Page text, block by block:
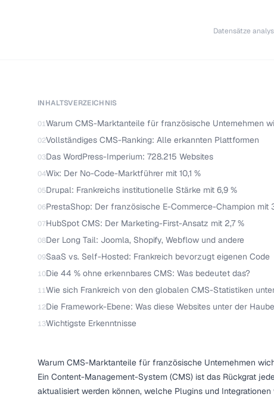
Datensätze
INHALTSVERZEICHNIS
01Warum CMS-Marktanteile für französische Unternehmen
02Vollständiges CMS-Ranking: Alle erkannten Plattformen
03Das WordPress-Imperium: 728.215 Websites
04Wix: Der No-Code-Marktführer mit 10,1 %
05Drupal: Frankreichs institutionelle Stärke mit 6,9 %
06PrestaShop: Der französische E-Commerce-Champion mit
07HubSpot CMS: Der Marketing-First-Ansatz mit 2,7 %
08Der Long Tail: Joomla, Shopify, Webflow und andere
09SaaS vs. Self-Hosted: Frankreich bevorzugt eigenen Code
10Die 44 % ohne erkennbares CMS: Was bedeutet das?
11Wie sich Frankreich von den globalen CMS-Statistiken
12Die Framework-Ebene: Was diese Websites unter der
13Wichtigste Erkenntnisse
Warum CMS-Marktanteile für französische Unternehmen
Ein Content-Management-System (CMS) ist das Rückgrat
aktualisiert werden können, welche Plugins und